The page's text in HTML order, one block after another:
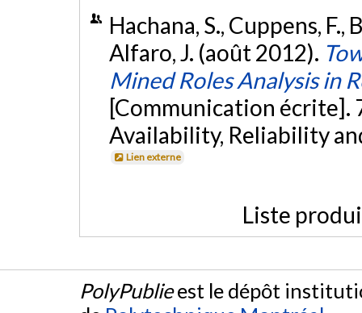
Hachana, S., Cuppens,
Alfaro, J. (août 2012).
Mined Roles Analysis in
[Communication
Availability, Reliability
Lien externe
Liste
PolyPublieest le dépôt